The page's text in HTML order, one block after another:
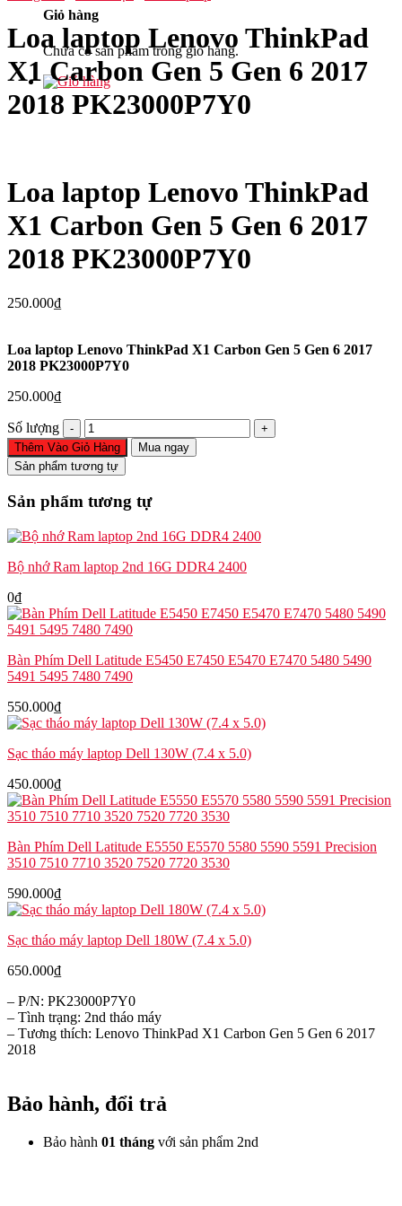
Giỏ hàng
Chưa có sản phẩm trong giỏ hàng.
Loa laptop Lenovo ThinkPad
X1 Carbon Gen 5 Gen 6 2017
2018 PK23000P7Y0
Loa laptop Lenovo ThinkPad
X1 Carbon Gen 5 Gen 6 2017
2018 PK23000P7Y0
250.000₫
Loa laptop Lenovo ThinkPad X1 Carbon Gen 5 Gen 6 2017
2018 PK23000P7Y0
250.000₫
Số lượng
Loa
laptop
Lenovo
ThinkPad
Carbon
5
6
PK23000P7Y0
số
lượng
Thêm Vào Giỏ Hàng
Mua ngay
Sản phẩm tương tự
Sản phẩm tương tự
Bộ nhớ Ram laptop 2nd 16G DDR4 2400
0₫
Bàn Phím Dell Latitude E5450 E7450 E5470 E7470 5480 5490
5491 5495 7480 7490
550.000₫
Sạc tháo máy laptop Dell 130W (7.4 x 5.0)
450.000₫
Bàn Phím Dell Latitude E5550 E5570 5580 5590 5591 Precision
3510 7510 7710 3520 7520 7720 3530
590.000₫
Sạc tháo máy laptop Dell 180W (7.4 x 5.0)
650.000₫
– P/N: PK23000P7Y0
– Tình trạng: 2nd tháo máy
– Tương thích: Lenovo ThinkPad X1 Carbon Gen 5 Gen 6 2017
2018
Bảo hành, đổi trả
Bảo hành 01 tháng với sản phẩm 2nd